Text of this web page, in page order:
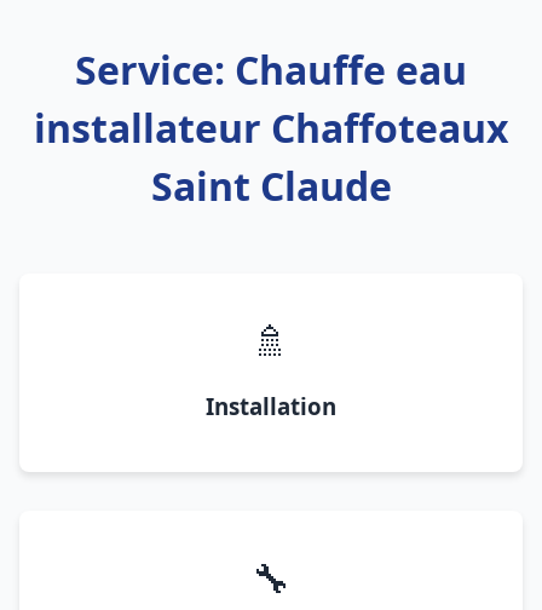
Service: Chauffe eau
installateur Chaffoteaux
Saint Claude
🚿
Installation
🔧